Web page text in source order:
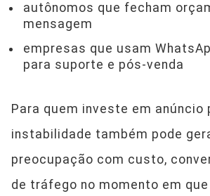
autônomos que fecham
mensagem
empresas que usam
para suporte e pós-venda
Para quem investe em anúncio
instabilidade também pode
preocupação com custo,
de tráfego no momento em